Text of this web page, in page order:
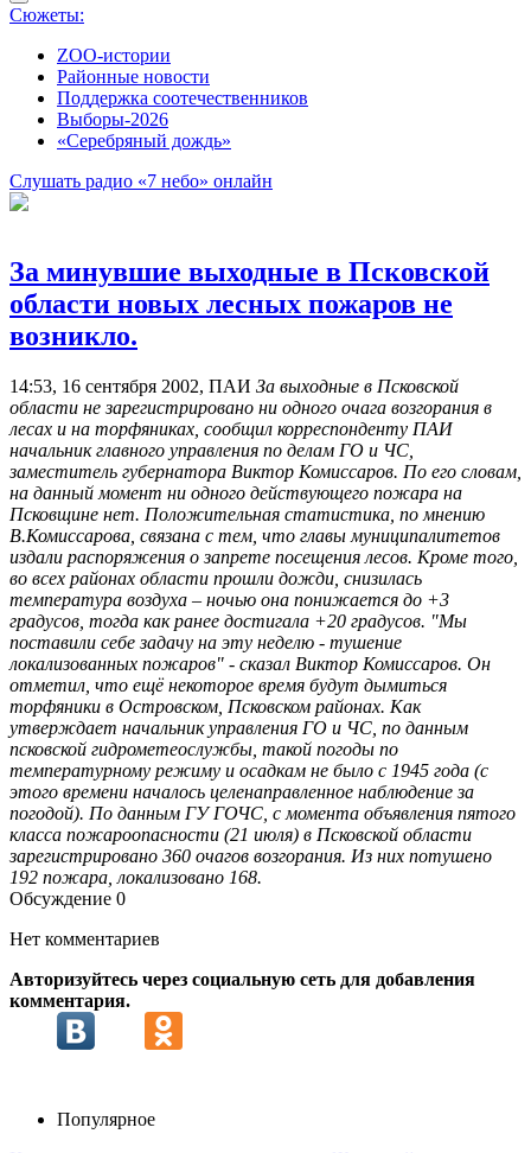
Сюжеты:
ZOO-истории
Районные новости
Поддержка соотечественников
Выборы-2026
«Серебряный дождь»
Слушать радио «7 небо» онлайн
За минувшие выходные в Псковской
области новых лесных пожаров не
возникло.
14:53, 16 сентября 2002, ПАИ За выходные в Псковской
области не зарегистрировано ни одного очага возгорания в
лесах и на торфяниках, сообщил корреспонденту ПАИ
начальник главного управления по делам ГО и ЧС,
заместитель губернатора Виктор Комиссаров. По его словам,
на данный момент ни одного действующего пожара на
Псковщине нет. Положительная статистика, по мнению
В.Комиссарова, связана с тем, что главы муниципалитетов
издали распоряжения о запрете посещения лесов. Кроме того,
во всех районах области прошли дожди, снизилась
температура воздуха – ночью она понижается до +3
градусов, тогда как ранее достигала +20 градусов. "Мы
поставили себе задачу на эту неделю - тушение
локализованных пожаров" - сказал Виктор Комиссаров. Он
отметил, что ещё некоторое время будут дымиться
торфяники в Островском, Псковском районах. Как
утверждает начальник управления ГО и ЧС, по данным
псковской гидрометеослужбы, такой погоды по
температурному режиму и осадкам не было с 1945 года (с
этого времени началось целенаправленное наблюдение за
погодой). По данным ГУ ГОЧС, с момента объявления пятого
класса пожароопасности (21 июля) в Псковской области
зарегистрировано 360 очагов возгорания. Из них потушено
192 пожара, локализовано 168.
Обсуждение 0
Нет комментариев
Авторизуйтесь через социальную сеть для добавления
комментария.
Популярное